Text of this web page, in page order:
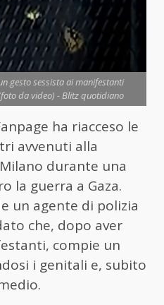
gesto sessista ai manifestanti
da video) - Blitz quotidiano
ha riacceso le
avvenuti alla
durante una
la guerra a Gaza.
un agente di polizia
che, dopo aver
compie un
i genitali e, subito